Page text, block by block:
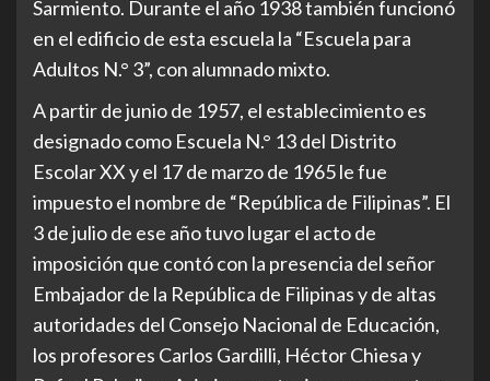
Sarmiento. Durante el año 1938 también funcionó
en el edificio de esta escuela la “Escuela para
Adultos N.° 3”, con alumnado mixto.
A partir de junio de 1957, el establecimiento es
designado como Escuela N.° 13 del Distrito
Escolar XX y el 17 de marzo de 1965 le fue
impuesto el nombre de “República de Filipinas”. El
3 de julio de ese año tuvo lugar el acto de
imposición que contó con la presencia del señor
Embajador de la República de Filipinas y de altas
autoridades del Consejo Nacional de Educación,
los profesores Carlos Gardilli, Héctor Chiesa y